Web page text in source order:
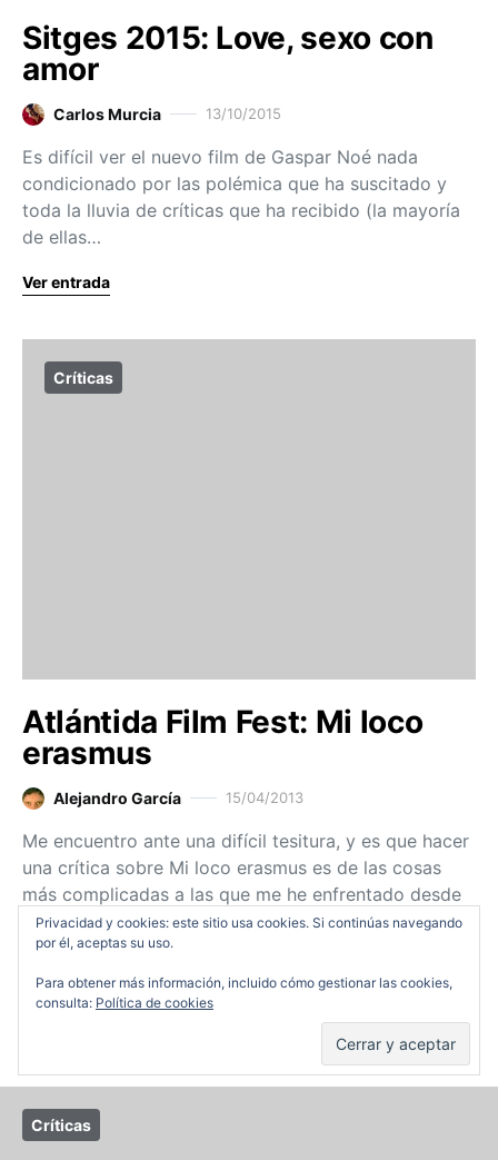
Sitges 2015: Love, sexo con
amor
Carlos Murcia 13/10/2015
Es difícil ver el nuevo film de Gaspar Noé nada
condicionado por las polémica que ha suscitado y
toda la lluvia de críticas que ha recibido (la mayoría
de ellas…
Ver entrada
Críticas
Atlántida Film Fest: Mi loco
erasmus
Alejandro García 15/04/2013
Me encuentro ante una difícil tesitura, y es que hacer
una crítica sobre Mi loco erasmus es de las cosas
más complicadas a las que me he enfrentado desde
que…
Críticas
Privacidad y cookies: este sitio usa cookies. Si continúas navegando
por él, aceptas su uso.
Para obtener más información, incluido cómo gestionar las cookies,
consulta: Política de cookies